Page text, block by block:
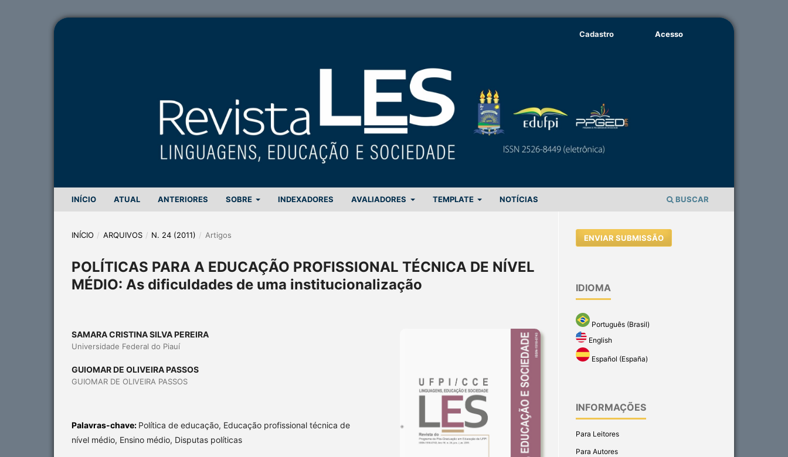
INÍCIO ATUAL ANTERIORES SOBRE INDEXADORES AVALIADORES TEMPLATE NOTÍCIAS BUSCAR
Cadastro Acesso
INÍCIO / ARQUIVOS / N. 24 (2011) / Artigos
POLÍTICAS PARA A EDUCAÇÃO PROFISSIONAL TÉCNICA DE NÍVEL
MÉDIO: As dificuldades de uma institucionalização
SAMARA CRISTINA SILVA PEREIRA
Universidade Federal do Piauí
GUIOMAR DE OLIVEIRA PASSOS
GUIOMAR DE OLIVEIRA PASSOS
Palavras-chave: Política de educação, Educação profissional técnica de
nível médio, Ensino médio, Disputas políticas
ENVIAR SUBMISSÃO
IDIOMA
Português (Brasil)
English
Español (España)
INFORMAÇÕES
Para Leitores
Para Autores